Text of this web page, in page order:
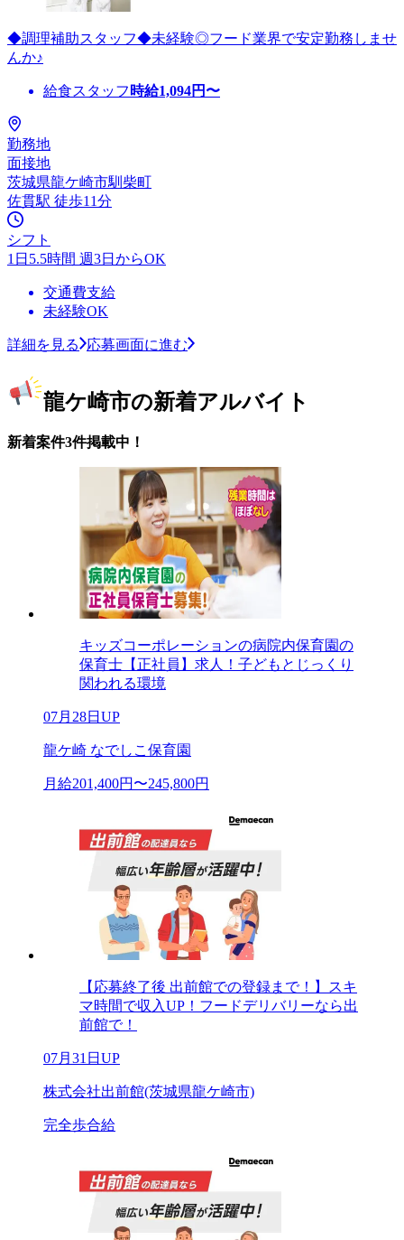
◆調理補助スタッフ◆未経験◎フード業界で安定勤務しませ
んか♪
給食スタッフ 時給1,094円〜
勤務地
面接地
茨城県龍ケ崎市馴柴町
佐貫駅 徒歩11分
シフト
1日5.5時間 週3日からOK
交通費支給
未経験OK
詳細を見る 応募画面に進む
龍ケ崎市の新着アルバイト
新着案件3件掲載中！
キッズコーポレーションの病院内保育園の
保育士【正社員】求人！子どもとじっくり
関われる環境
07月28日UP
龍ケ崎 なでしこ保育園
月給201,400円〜245,800円
【応募終了後 出前館での登録まで！】スキ
マ時間で収入UP！フードデリバリーなら出
前館で！
07月31日UP
株式会社出前館(茨城県龍ケ崎市)
完全歩合給